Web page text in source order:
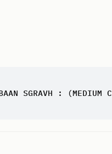
SGRAVH : (MEDIUM